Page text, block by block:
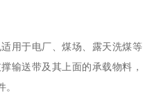
用于电厂、煤场、露天洗煤等
输送带及其上面的承载物料，